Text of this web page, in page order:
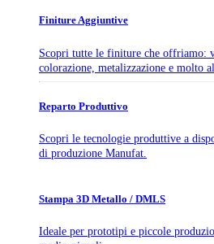
Finiture Aggiuntive
Scopri tutte le finiture che offriamo:
colorazione, metalizzazione e molto
Reparto Produttivo
Scopri le tecnologie produttive a
di produzione Manufat.
Stampa 3D Metallo / DMLS
Ideale per prototipi e piccole